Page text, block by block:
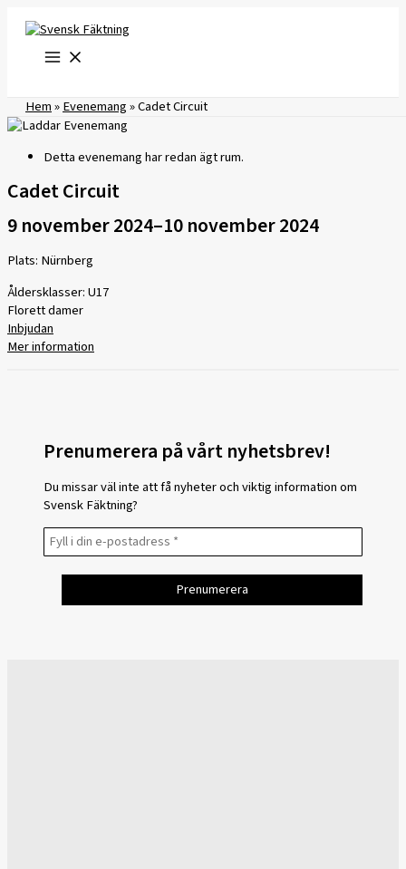
innehåll
Hem»Evenemang»Cadet Circuit
Detta evenemang har redan ägt rum.
Cadet Circuit
9 november 2024–10 november 2024
Plats: Nürnberg
Åldersklasser: U17
Florett damer
Inbjudan
Mer information
Prenumerera på vårt nyhetsbrev!
Du missar väl inte att få nyheter och viktig information om
Svensk Fäktning?